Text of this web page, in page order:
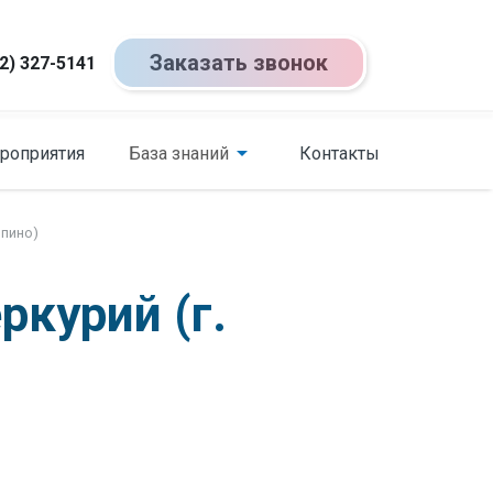
327-5141 Заказать звонок
База знаний Контакты
(г.